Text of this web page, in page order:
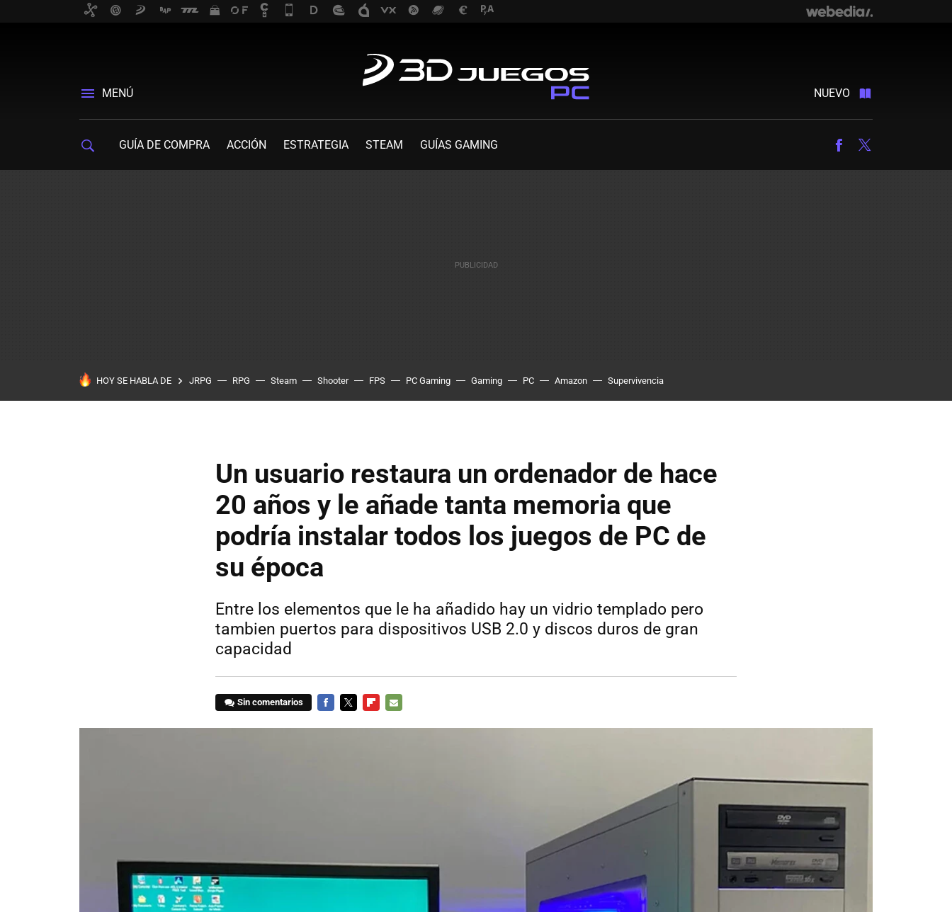
MENÚ NUEVO
GUÍA DE COMPRA ACCIÓN ESTRATEGIA STEAM GUÍAS GAMING Facebook
HOY SE HABLA DE JRPG RPG Steam Shooter FPS PC Gaming Gaming PC Amazon Supervivencia
Un usuario restaura un ordenador de hace
20 años y le añade tanta memoria que
podría instalar todos los juegos de PC de
su época
Entre los elementos que le ha añadido hay un vidrio templado pero
tambien puertos para dispositivos USB 2.0 y discos duros de gran
capacidad
Sin comentarios